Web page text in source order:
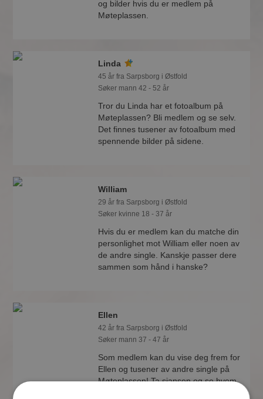
og bilder hvis du er medlem på
Møteplassen.
Linda
45 år fra Sarpsborg i Østfold
Søker mann 42 - 52 år
Tror du Linda har et fotoalbum på
Møteplassen? Bli medlem og se selv.
Det finnes tusener av fotoalbum med
spennende bilder på sidene.
William
29 år fra Sarpsborg i Østfold
Søker kvinne 18 - 37 år
Hvis du er medlem kan du matche din
personlighet mot William eller noen av
de andre single. Kanskje passer dere
sammen som hånd i hanske?
Ellen
42 år fra Sarpsborg i Østfold
Søker mann 37 - 47 år
Som medlem kan du vise deg frem for
Ellen og tusener av andre single på
Møteplassen! Ta sjansen og se hvem